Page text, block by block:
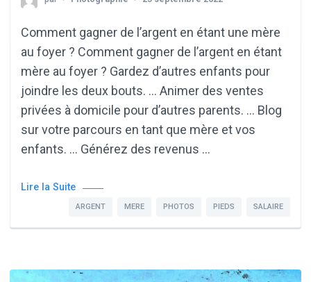
Comment gagner de l’argent en étant une mère
au foyer ? Comment gagner de l’argent en étant
mère au foyer ? Gardez d’autres enfants pour
joindre les deux bouts. … Animer des ventes
privées à domicile pour d’autres parents. … Blog
sur votre parcours en tant que mère et vos
enfants. … Générez des revenus …
Lire la Suite
ARGENT MERE PHOTOS PIEDS SALAIRE